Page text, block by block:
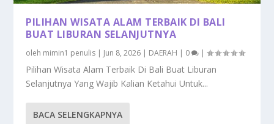
PILIHAN WISATA ALAM TERBAIK DI BALI
BUAT LIBURAN SELANJUTNYA
oleh mimin1 penulis | Jun 8, 2026 | DAERAH | 0 |
Pilihan Wisata Alam Terbaik Di Bali Buat Liburan
Selanjutnya Yang Wajib Kalian Ketahui Untuk...
BACA SELENGKAPNYA